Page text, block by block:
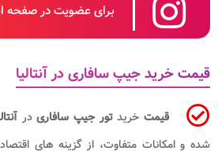
برای عضویت در صفحه
قیمت خرید جیپ سافاری در آنتالیا
قیمتخریدتور جیپ سافاریدر
شده و امکانات متفاوت، از گزینه های